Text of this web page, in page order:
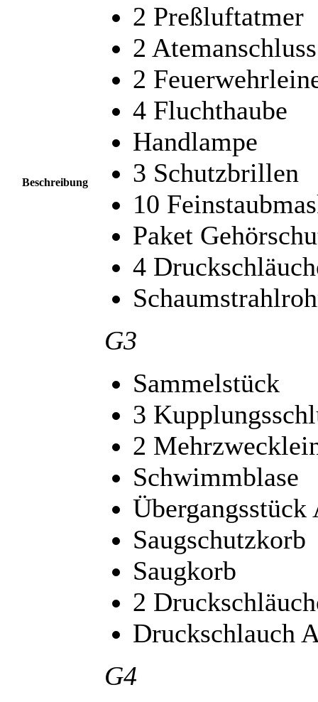
Beschreibung
2 Preßluftatmer
2 Atemanschluss
2
4 Fluchthaube
Handlampe
3 Schutzbrillen
10
Paket
4
G3
Sammelstück
3
2
Schwimmblase
Übergangsstück
Saugschutzkorb
Saugkorb
2
Druckschlauch
G4